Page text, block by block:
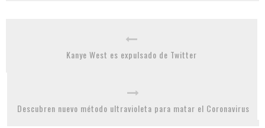
Kanye West es expulsado de Twitter
Descubren nuevo método ultravioleta para matar el Coronavirus